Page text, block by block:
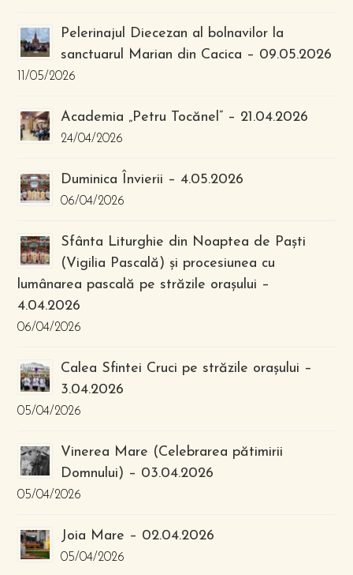
Pelerinajul Diecezan al bolnavilor la
sanctuarul Marian din Cacica – 09.05.2026
11/05/2026
Academia „Petru Tocănel” – 21.04.2026
24/04/2026
Duminica Învierii – 4.05.2026
06/04/2026
Sfânta Liturghie din Noaptea de Paști
(Vigilia Pascală) și procesiunea cu
lumânarea pascală pe străzile orașului –
4.04.2026
06/04/2026
Calea Sfintei Cruci pe străzile orașului –
3.04.2026
05/04/2026
Vinerea Mare (Celebrarea pătimirii
Domnului) – 03.04.2026
05/04/2026
Joia Mare – 02.04.2026
05/04/2026